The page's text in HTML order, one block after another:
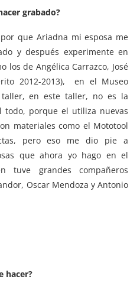
grabado?
que Ariadna mi esposa me
y después experimente en
los de Angélica Carrazco, José
2012-2013), en el Museo
en este taller, no es la
porque el utiliza nuevas
materiales como el Mototool
pero eso me dio pie a
que ahora yo hago en el
tuve grandes compañeros
Oscar Mendoza y Antonio
hacer?